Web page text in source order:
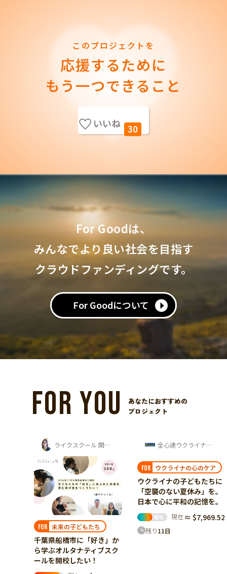
このプロジェクトを
応援するために
もう一つできること
いいね 30
For Goodは、
みんなでより良い社会を目指す
クラウドファンディングです。
For Goodについて
FOR YOU
あなたにおすすめの
プロジェクト
全心連ウクライナ心のケア交流センター 渋...
FOR ウクライナの心のケア
ウクライナの子どもたちに
「空襲のない夏休み」を。
日本で心に平和の記憶を。
現在 ≈ $7,969.52
残り11日
ガザの子どもたちを支援する会
FOR ガザの子ども達の教育
ガザ避難民キャンプの子ど
もたちへ。失われた学校を
再建し、学びと希望を取り
戻したい
現在 ≈ $6,686.56
残り 日